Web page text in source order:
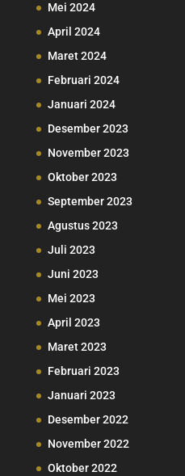
Mei 2024
April 2024
Maret 2024
Februari 2024
Januari 2024
Desember 2023
November 2023
Oktober 2023
September 2023
Agustus 2023
Juli 2023
Juni 2023
Mei 2023
April 2023
Maret 2023
Februari 2023
Januari 2023
Desember 2022
November 2022
Oktober 2022